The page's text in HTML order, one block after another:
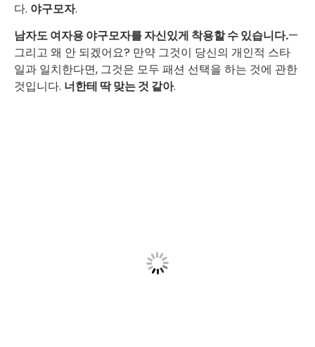
다. 야구모자.
남자도 여자용 야구모자를 자신있게 착용할 수 있습니다.—
그리고 왜 안 되겠어요? 만약 그것이 당신의 개인적 스타
일과 일치한다면, 그것은 모두 패션 선택을 하는 것에 관한
것입니다. 너한테 딱 맞는 것 같아.